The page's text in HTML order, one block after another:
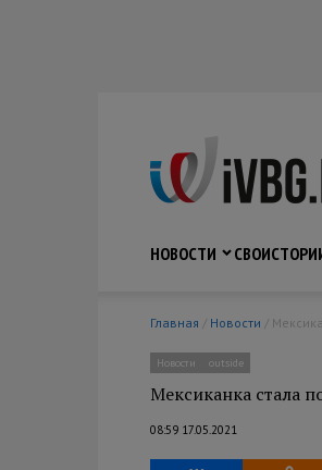
НОВОСТИ
СВО
Главная / Новости /
Новости outside
Мексиканка стала
08:59 17.05.2021